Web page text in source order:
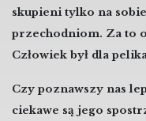
skupieni tylko na
przechodniom. Za to
Człowiek był dla
Czy poznawszy nas
ciekawe są jego